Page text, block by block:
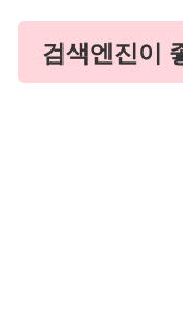
검색엔진이